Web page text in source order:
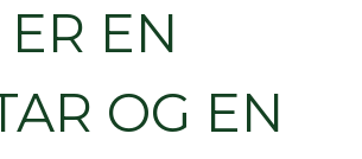
EN
OG EN